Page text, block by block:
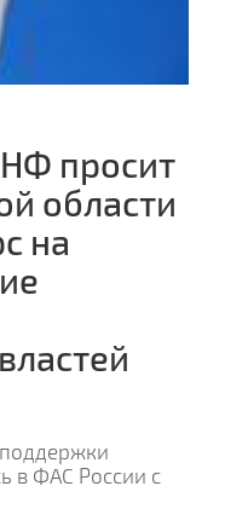
просит
области
на
в ФАС России с